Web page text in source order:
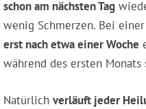
schon am nächsten Tag
wenig Schmerzen. Bei
erst nach etwa einer Woche
während des ersten Monats
Natürlich verläuft jeder